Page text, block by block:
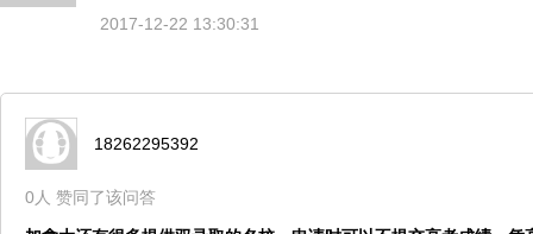
2017-12-22 13:30:31
18262295392
0人 赞同了该问答